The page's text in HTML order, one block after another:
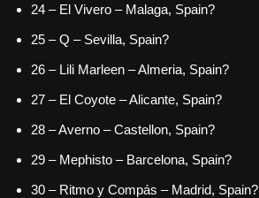
24 – El Vivero – Malaga, Spain?
25 – Q – Sevilla, Spain?
26 – Lili Marleen – Almeria, Spain?
27 – El Coyote – Alicante, Spain?
28 – Averno – Castellon, Spain?
29 – Mephisto – Barcelona, Spain?
30 – Ritmo y Compás – Madrid, Spain?